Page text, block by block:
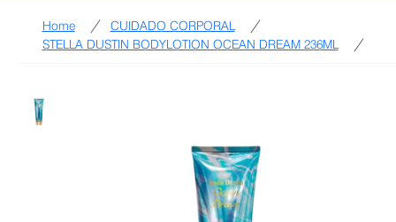
Home
CUIDADO CORPORAL
STELLA DUSTIN BODYLOTION OCEAN DREAM 236ML